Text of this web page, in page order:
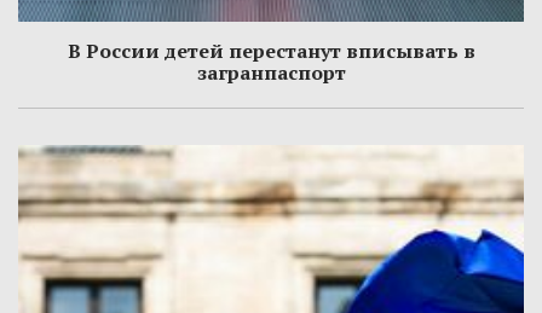
В России детей перестанут вписывать в
загранпаспорт